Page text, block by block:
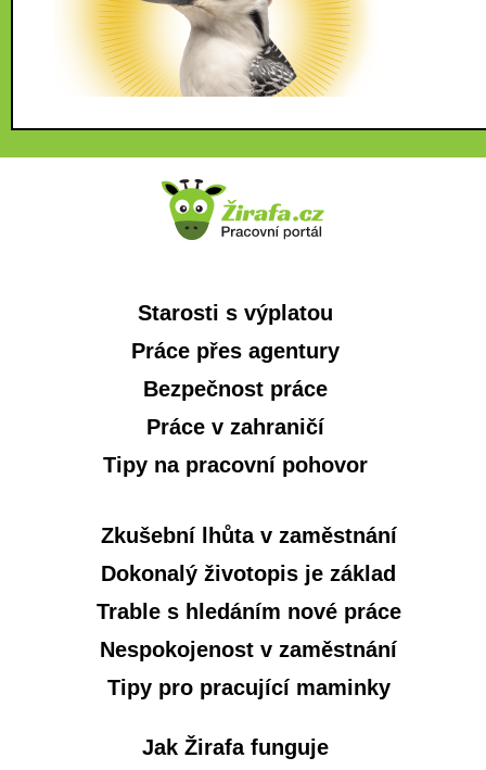
Starosti s výplatou
Práce přes agentury
Bezpečnost práce
Práce v zahraničí
Tipy na pracovní pohovor
Zkušební lhůta v zaměstnání
Dokonalý životopis je základ
Trable s hledáním nové práce
Nespokojenost v zaměstnání
Tipy pro pracující maminky
Jak Žirafa funguje